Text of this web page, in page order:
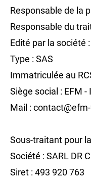
Responsable de la
Responsable du
Edité par la société
Type : SAS
Immatriculée au
Siège social : EFM
Mail :
Sous-traitant pour
Société : SARL DR
Siret : 493 920 763